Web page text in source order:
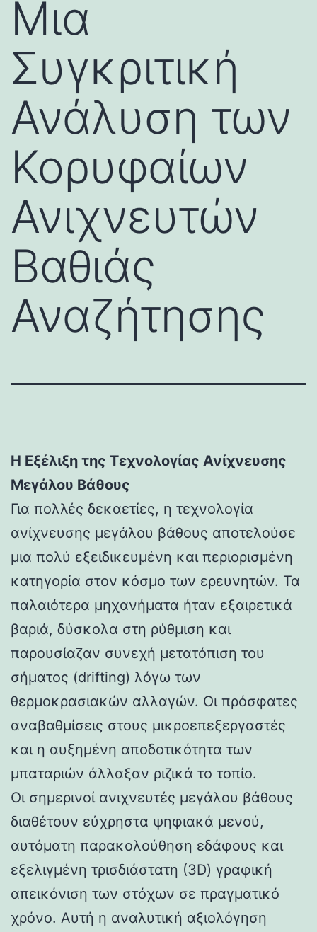
Μια
Συγκριτική
Ανάλυση των
Κορυφαίων
Ανιχνευτών
Βαθιάς
Αναζήτησης
Η Εξέλιξη της Τεχνολογίας Ανίχνευσης
Μεγάλου Βάθους
Για πολλές δεκαετίες, η τεχνολογία
ανίχνευσης μεγάλου βάθους αποτελούσε
μια πολύ εξειδικευμένη και περιορισμένη
κατηγορία στον κόσμο των ερευνητών. Τα
παλαιότερα μηχανήματα ήταν εξαιρετικά
βαριά, δύσκολα στη ρύθμιση και
παρουσίαζαν συνεχή μετατόπιση του
σήματος (drifting) λόγω των
θερμοκρασιακών αλλαγών. Οι πρόσφατες
αναβαθμίσεις στους μικροεπεξεργαστές
και η αυξημένη αποδοτικότητα των
μπαταριών άλλαξαν ριζικά το τοπίο.
Οι σημερινοί ανιχνευτές μεγάλου βάθους
διαθέτουν εύχρηστα ψηφιακά μενού,
αυτόματη παρακολούθηση εδάφους και
εξελιγμένη τρισδιάστατη (3D) γραφική
απεικόνιση των στόχων σε πραγματικό
χρόνο. Αυτή η αναλυτική αξιολόγηση